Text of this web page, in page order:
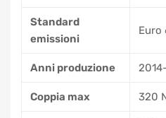
Standard
emissioni
Euro
Anni produzione
Coppia max 320